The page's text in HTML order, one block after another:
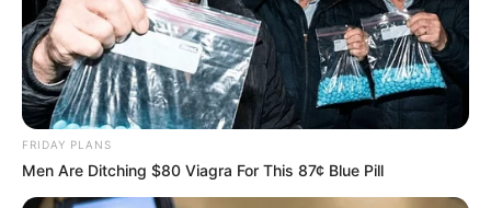
FRIDAY PLANS
Men Are Ditching $80 Viagra For This 87¢ Blue Pill